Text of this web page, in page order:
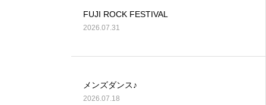
FUJI ROCK FESTIVAL
2026.07.31
メンズダンス♪
2026.07.18